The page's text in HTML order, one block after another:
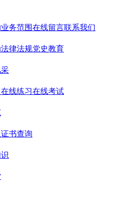
业务范围在线留言联系我们
法律法规党史教育
在线练习在线考试
证书查询